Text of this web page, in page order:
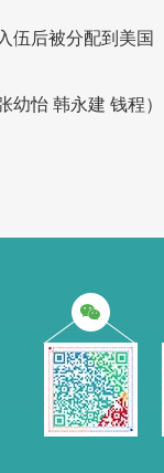
伍后被分配到美国
幼怡 韩永建 钱程）